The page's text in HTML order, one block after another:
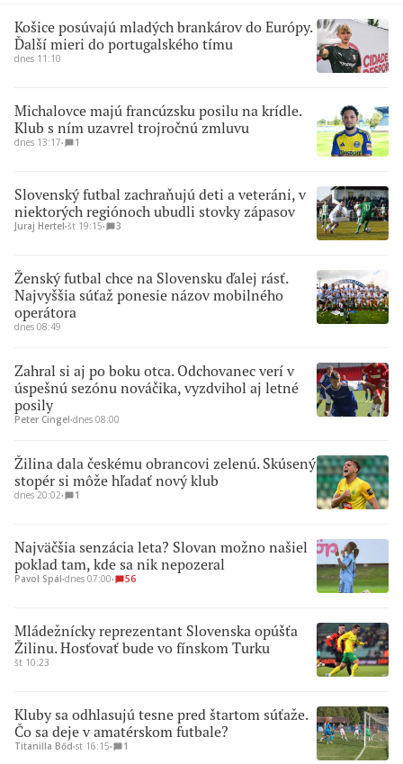
Košice posúvajú mladých brankárov do Európy.
Ďalší mieri do portugalského tímu
dnes 11:10
Michalovce majú francúzsku posilu na krídle.
Klub s ním uzavrel trojročnú zmluvu
dnes 13:17∙ 1
Slovenský futbal zachraňujú deti a veteráni, v
niektorých regiónoch ubudli stovky zápasov
Juraj Hertel∙št 19:15∙ 3
Ženský futbal chce na Slovensku ďalej rásť.
Najvyššia súťaž ponesie názov mobilného
operátora
dnes 08:49
Zahral si aj po boku otca. Odchovanec verí v
úspešnú sezónu nováčika, vyzdvihol aj letné
posily
Peter Cingel∙dnes 08:00
Žilina dala českému obrancovi zelenú. Skúsený
stopér si môže hľadať nový klub
dnes 20:02∙ 1
Najväčšia senzácia leta? Slovan možno našiel
poklad tam, kde sa nik nepozeral
Pavol Spál∙dnes 07:00∙ 56
Mládežnícky reprezentant Slovenska opúšťa
Žilinu. Hosťovať bude vo fínskom Turku
št 10:23
Kluby sa odhlasujú tesne pred štartom súťaže.
Čo sa deje v amatérskom futbale?
Titanilla Bőd∙st 16:15∙ 1